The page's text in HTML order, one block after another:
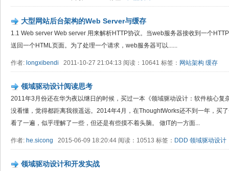
大型网站后台架构的Web Server与缓存
1.1 Web server Web server 用来解析HTTP协议。当web服务器接收到一个
送回一个HTML页面。为了处理一个请求，web服务器可以......
作者: longxibendi 2011-10-27 21:04:13 阅读：10641 标签： 网站架构 缓存
领域驱动设计阅读思考
2011年3月份还在华为夜以继日的时候，买过一本《领域驱动设计：软件核心复
没看懂，觉得都距离我很遥远。2014年4月，在ThoughtWorks还不到一年，买
看了一遍，似乎理解了一些，但还是有些摸不着头脑。 做IT的一方面...
作者: he.sicong 2015-06-09 18:20:44 阅读：10513 标签： DDD 领域驱动设计
领域驱动设计和开发实战